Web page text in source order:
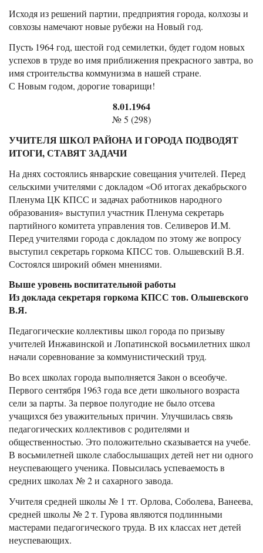
Исходя из решений партии, предприятия города, колхозы и
совхозы намечают новые рубежи на Новый год.
Пусть 1964 год, шестой год семилетки, будет годом новых
успехов в труде во имя приближения прекрасного завтра, во
имя строительства коммунизма в нашей стране.
С Новым годом, дорогие товарищи!
8.01.1964
№ 5 (298)
УЧИТЕЛЯ ШКОЛ РАЙОНА И ГОРОДА ПОДВОДЯТ
ИТОГИ, СТАВЯТ ЗАДАЧИ
На днях состоялись январские совещания учителей. Перед
сельскими учителями с докладом «Об итогах декабрьского
Пленума ЦК КПСС и задачах работников народного
образования» выступил участник Пленума секретарь
партийного комитета управления тов. Селиверов И.М.
Перед учителями города с докладом по этому же вопросу
выступил секретарь горкома КПСС тов. Ольшевский В.Я.
Состоялся широкий обмен мнениями.
Выше уровень воспитательной работы
Из доклада секретаря горкома КПСС тов. Ольшевского
В.Я.
Педагогические коллективы школ города по призыву
учителей Инжавинской и Лопатинской восьмилетних школ
начали соревнование за коммунистический труд.
Во всех школах города выполняется Закон о всеобуче.
Первого сентября 1963 года все дети школьного возраста
сели за парты. За первое полугодие не было отсева
учащихся без уважительных причин. Улучшилась связь
педагогических коллективов с родителями и
общественностью. Это положительно сказывается на учебе.
В восьмилетней школе слабослышащих детей нет ни одного
неуспевающего ученика. Повысилась успеваемость в
средних школах № 2 и сахарного завода.
Учителя средней школы № 1 тт. Орлова, Соболева, Ванеева,
средней школы № 2 т. Гурова являются подлинными
мастерами педагогического труда. В их классах нет детей
неуспевающих.